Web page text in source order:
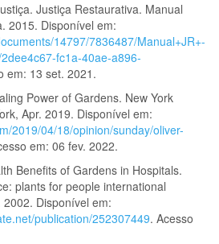
Justiça Restaurativa. Manual
2015. Disponível em:
14797/7836487/Manual+JR+-
fc1a-40ae-a896-
em: 13 set. 2021.
Power of Gardens. New York
Apr. 2019. Disponível em:
2019/04/18/opinion/sunday/oliver-
em: 06 fev. 2022.
Benefits of Gardens in Hospitals.
plants for people international
Disponível em:
publication/252307449. Acesso